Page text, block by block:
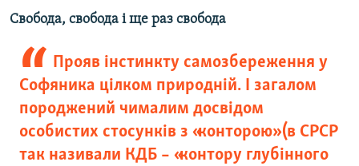
Свобода, свобода і ще раз свобода
Прояв інстинкту самозбереження у
Софяника цілком природній. І загалом
породжений чималим досвідом
особистих стосунків з «конторою» (в СРСР
так називали КДБ – «контору глубінного